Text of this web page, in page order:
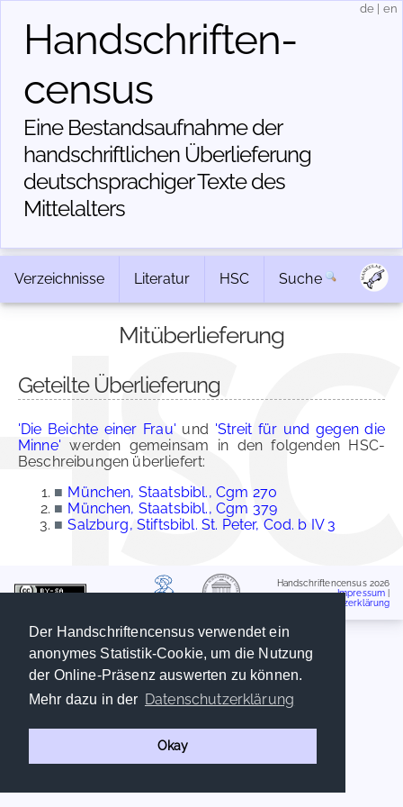
Der Handschriftencensus verwendet ein
anonymes Statistik-Cookie, um die Nutzung
der Online-Präsenz auswerten zu können.
Mehr dazu in der Datenschutzerklärung
Okay
Handschriften­
census
Eine Bestandsaufnahme der
handschriftlichen Über­lieferung
deutschsprachiger Texte des
Mittelalters
de en
Verzeichnisse Literatur HSC Suche
Mitüberlieferung
Geteilte Überlieferung
'Die Beichte einer Frau' und 'Streit für und gegen die
Minne' werden gemeinsam in den folgenden HSC-
Beschreibungen überliefert:
■ München, Staatsbibl., Cgm 270
■ München, Staatsbibl., Cgm 379
■ Salzburg, Stiftsbibl. St. Peter, Cod. b IV 3
Handschriftencensus 2026
Impressum
Datenschutzerklärung